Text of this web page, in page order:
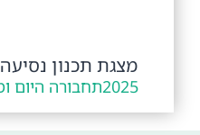
מצגת תכנון
2025תחבורה היום